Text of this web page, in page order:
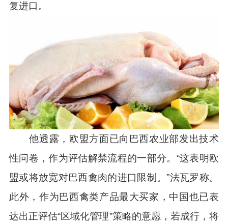
复进口。
他透露，欧盟方面已向巴西农业部发出技术
性问卷，作为评估解禁流程的一部分。“这表明欧
盟或将放宽对巴西禽肉的进口限制。”法瓦罗称。
此外，作为巴西禽类产品最大买家，中国也已表
达出正评估“区域化管理”策略的意愿，若成行，将